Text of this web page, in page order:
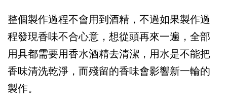
整個製作過程不會用到酒精， 不過如果製作過
程發現香味不合心意， 想從頭再來一遍， 全部
用具都需要用香水酒精去清潔， 用水是不能把
香味清洗乾淨， 而殘留的香味會影響新一輪的
製作。